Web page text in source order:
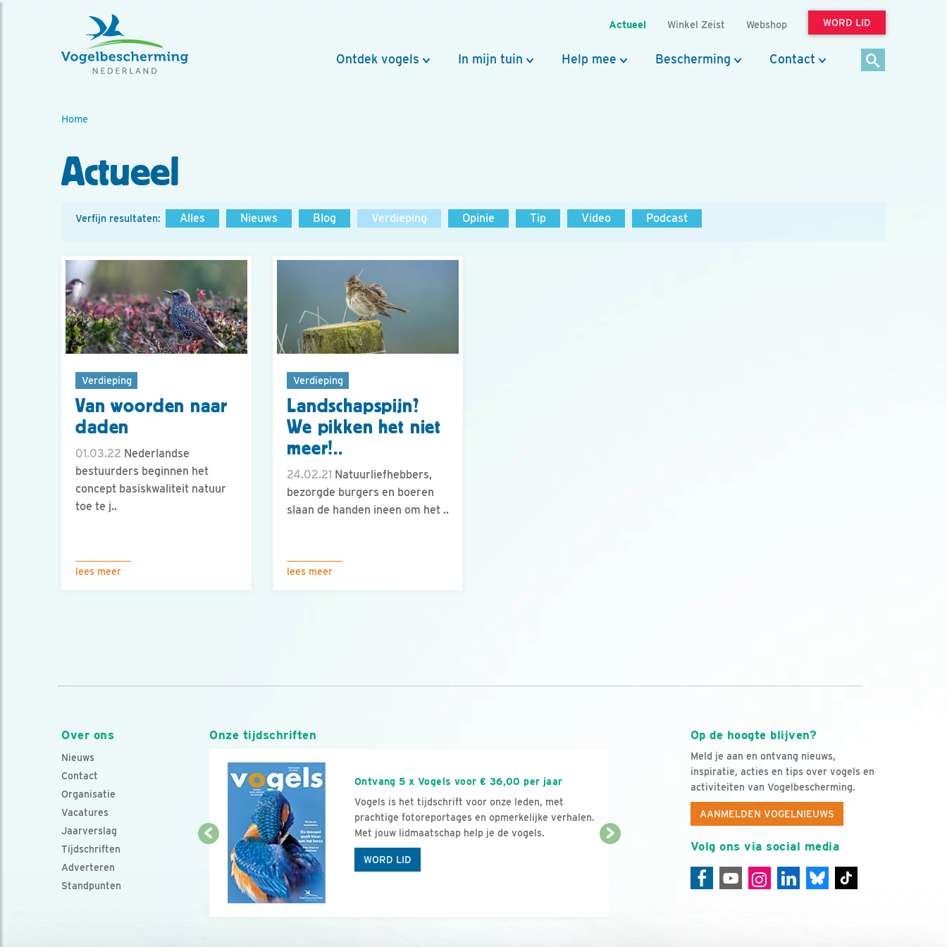
Actueel Winkel Zeist Webshop WORD LID
Ontdek vogels In mijn tuin Help mee Bescherming Contact
Home
Actueel
Verfijn resultaten: Alles Nieuws Blog Verdieping Opinie Tip Video Podcast
Verdieping
Van woorden naar
daden
01.03.22 Nederlandse
bestuurders beginnen het
concept basiskwaliteit natuur
toe te j..
lees meer
Verdieping
Landschapspijn?
We pikken het niet
meer!..
24.02.21 Natuurliefhebbers,
bezorgde burgers en boeren
slaan de handen ineen om het ..
lees meer
Over ons
Nieuws
Contact
Organisatie
Vacatures
Jaarverslag
Tijdschriften
Adverteren
Standpunten
Op de hoogte blijven?
Meld je aan en ontvang nieuws,
inspiratie, acties en tips over vogels en
activiteiten van Vogelbescherming.
AANMELDEN VOGELNIEUWS
Volg ons via social media
Onze tijdschriften
Ontvang 5 x Vogels voor € 36,00 per jaar
Vogels is het tijdschrift voor onze leden, met
prachtige fotoreportages en opmerkelijke verhalen.
Met jouw lidmaatschap help je de vogels.
WORD LID